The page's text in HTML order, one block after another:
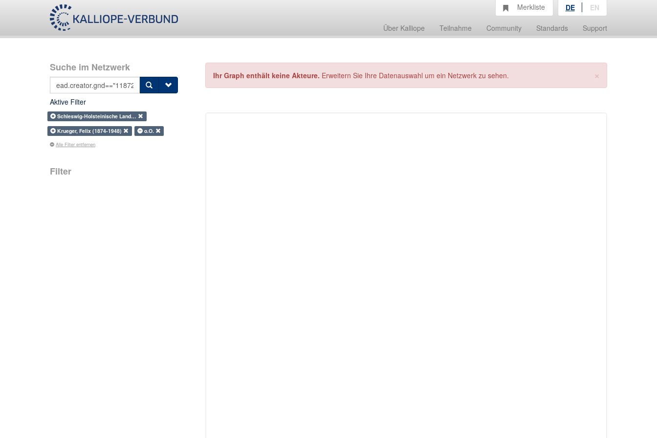
Über Kalliope Teilnahme Community Standards Support
Merkliste DE EN
Suche im Netzwerk
Aktive Filter
Schleswig-Holsteinische Land…
Krueger, Felix (1874-1948)
o.O.
Alle Filter entfernen
Filter
×
Ihr Graph enthält keine Akteure. Erweitern Sie Ihre Datenauswahl um ein Netzwerk zu sehen.